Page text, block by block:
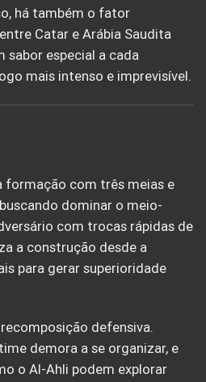
há também o fator
Catar e Arábia Saudita
especial a cada
mais intenso e imprevisível.
formação com três meias e
dominar o meio-
com trocas rápidas de
a construção desde a
para gerar superioridade
defensiva.
demora a se organizar, e
o Al-Ahli podem explorar